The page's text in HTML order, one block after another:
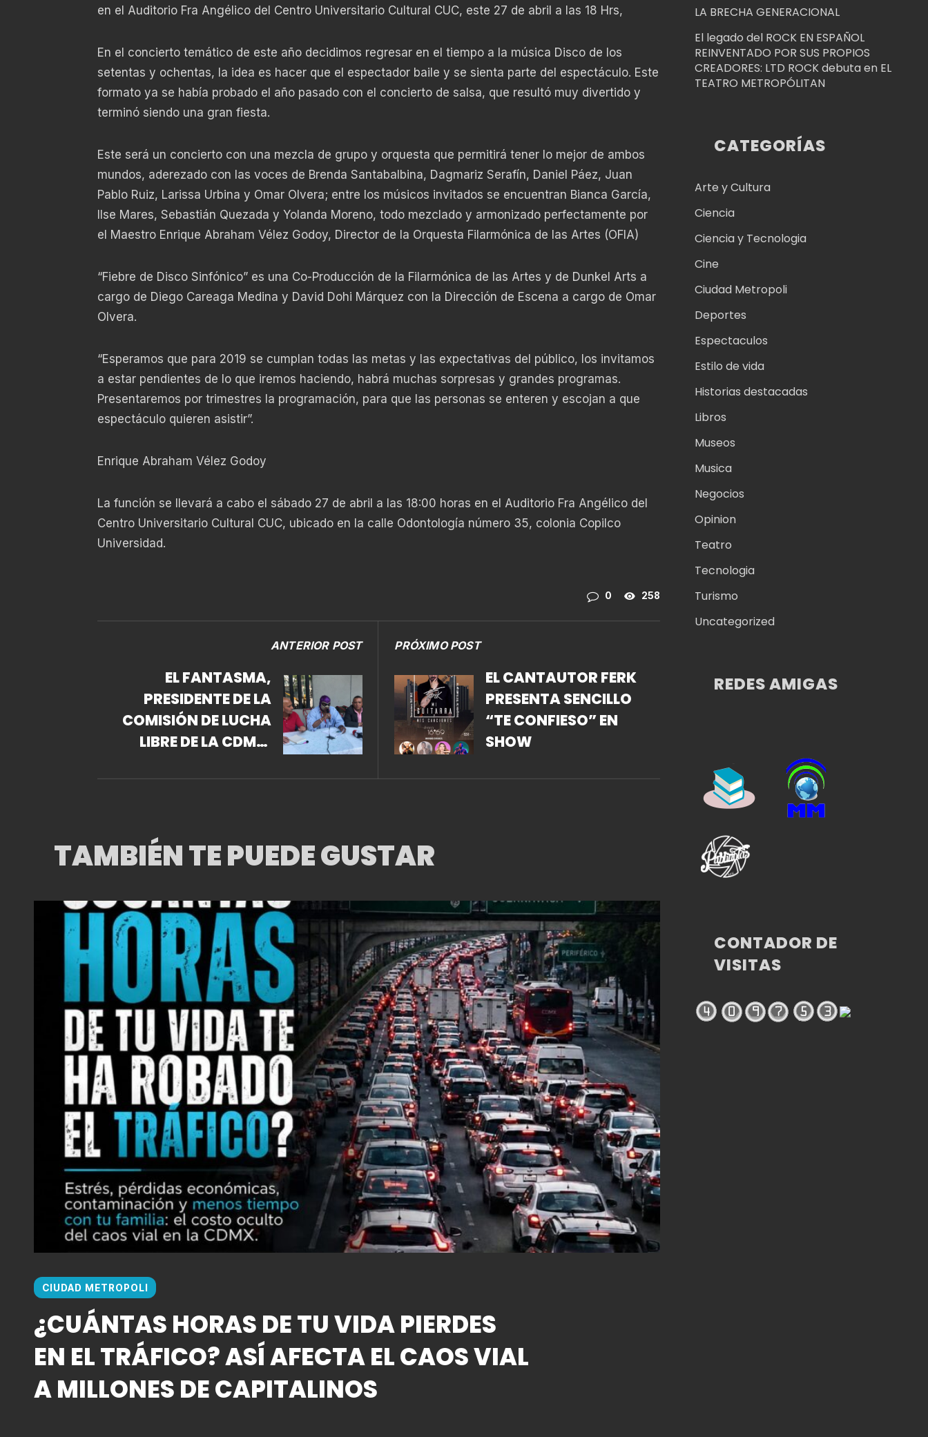
en el Auditorio Fra Angélico del Centro Universitario Cultural CUC, este 27 de abril a las 18 Hrs,
En el concierto temático de este año decidimos regresar en el tiempo a la música Disco de los
setentas y ochentas, la idea es hacer que el espectador baile y se sienta parte del espectáculo. Este
formato ya se había probado el año pasado con el concierto de salsa, que resultó muy divertido y
terminó siendo una gran fiesta.
Este será un concierto con una mezcla de grupo y orquesta que permitirá tener lo mejor de ambos
mundos, aderezado con las voces de Brenda Santabalbina, Dagmariz Serafín, Daniel Páez, Juan
Pablo Ruiz, Larissa Urbina y Omar Olvera; entre los músicos invitados se encuentran Bianca García,
Ilse Mares, Sebastián Quezada y Yolanda Moreno, todo mezclado y armonizado perfectamente por
el Maestro Enrique Abraham Vélez Godoy, Director de la Orquesta Filarmónica de las Artes (OFIA)
“Fiebre de Disco Sinfónico” es una Co-Producción de la Filarmónica de las Artes y de Dunkel Arts a
cargo de Diego Careaga Medina y David Dohi Márquez con la Dirección de Escena a cargo de Omar
Olvera.
“Esperamos que para 2019 se cumplan todas las metas y las expectativas del público, los invitamos
a estar pendientes de lo que iremos haciendo, habrá muchas sorpresas y grandes programas.
Presentaremos por trimestres la programación, para que las personas se enteren y escojan a que
espectáculo quieren asistir”.
Enrique Abraham Vélez Godoy
La función se llevará a cabo el sábado 27 de abril a las 18:00 horas en el Auditorio Fra Angélico del
Centro Universitario Cultural CUC, ubicado en la calle Odontología número 35, colonia Copilco
Universidad.
0 258
ANTERIOR POST
EL FANTASMA,
PRESIDENTE DE LA
COMISIÓN DE LUCHA
LIBRE DE LA CDMX,
SOBRE DESALOJO DE
PRÓXIMO POST
EL CANTAUTOR FERK
PRESENTA SENCILLO
“TE CONFIESO” EN
SHOW
TAMBIÉN TE PUEDE GUSTAR
CIUDAD METROPOLI
¿CUÁNTAS HORAS DE TU VIDA PIERDES
EN EL TRÁFICO? ASÍ AFECTA EL CAOS VIAL
A MILLONES DE CAPITALINOS
LA BRECHA GENERACIONAL
El legado del ROCK EN ESPAÑOL
REINVENTADO POR SUS PROPIOS
CREADORES: LTD ROCK debuta en EL
TEATRO METROPÓLITAN
CATEGORÍAS
Arte y Cultura
Ciencia
Ciencia y Tecnologia
Cine
Ciudad Metropoli
Deportes
Espectaculos
Estilo de vida
Historias destacadas
Libros
Museos
Musica
Negocios
Opinion
Teatro
Tecnologia
Turismo
Uncategorized
REDES AMIGAS
CONTADOR DE
VISITAS